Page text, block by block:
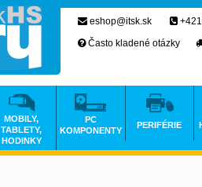
eshop@itsk.sk
Často kladené otázky
MOBILY,
TABLETY,
HODINKY
PC
KOMPONENTY
PERIFÉRIE